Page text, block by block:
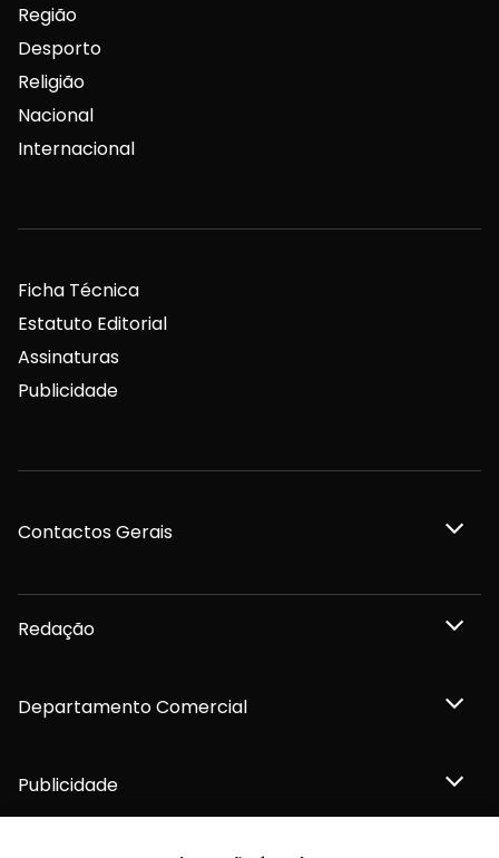
Região
Desporto
Religião
Nacional
Internacional
Ficha Técnica
Estatuto Editorial
Assinaturas
Publicidade
Contactos Gerais
Redação
Departamento Comercial
Publicidade